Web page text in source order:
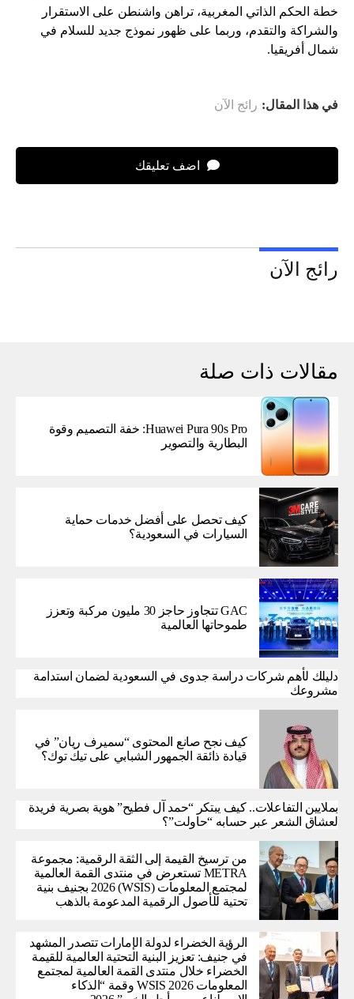
خطة الحكم الذاتي المغربية، تراهن واشنطن على الاستقرار
والشراكة والتقدم، وربما على ظهور نموذج جديد للسلام في
شمال أفريقيا.
في هذا المقال: رائج الآن
اضف تعليقك
رائج الآن
مقالات ذات صلة
Huawei Pura 90s Pro: خفة التصميم وقوة
البطارية والتصوير
كيف تحصل على أفضل خدمات حماية
السيارات في السعودية؟
GAC تتجاوز حاجز 30 مليون مركبة وتعزز
طموحاتها العالمية
دليلك لأهم شركات دراسة جدوى في السعودية لضمان استدامة
مشروعك
كيف نجح صانع المحتوى “سميرف ريان” في
قيادة ذائقة الجمهور الشبابي على تيك توك؟
بملايين التفاعلات.. كيف يبتكر “حمد آل فطيح” هوية بصرية فريدة
لعشاق الشعر عبر حسابه “حاولت”؟
من ترسيخ القيمة إلى الثقة الرقمية: مجموعة
METRA تستعرض في منتدى القمة العالمية
لمجتمع المعلومات (WSIS) 2026 بجنيف بنية
تحتية للأصول الرقمية المدعومة بالذهب
الرؤية الخضراء لدولة الإمارات تتصدر المشهد
في جنيف: تعزيز البنية التحتية العالمية للقيمة
الخضراء خلال منتدى القمة العالمية لمجتمع
المعلومات WSIS 2026 وقمة “الذكاء